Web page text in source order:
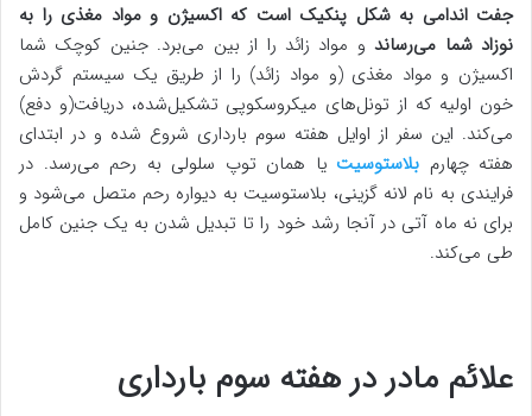
جفت اندامی به شکل پنکیک است که اکسیژن و مواد مغذی را به
نوزاد شما می‌رساندو مواد زائد را از بین می‌برد. جنین کوچک شما
اکسیژن و مواد مغذی (و مواد زائد) را از طریق یک سیستم گردش
خون اولیه که از تونل‌های میکروسکوپی تشکیل‌شده، دریافت(و دفع)
می‌کند. این سفر از اوایل هفته سوم بارداری شروع شده و در ابتدای
هفته چهارم بلاستوسیت یا همان توپ سلولی به رحم می‌رسد. در
فرایندی به نام لانه گزینی، بلاستوسیت به دیواره رحم متصل می‌شود و
برای نه ماه آتی در آنجا رشد خود را تا تبدیل شدن به یک جنین کامل
طی می‌کند.
علائم مادر در هفته سوم بارداری